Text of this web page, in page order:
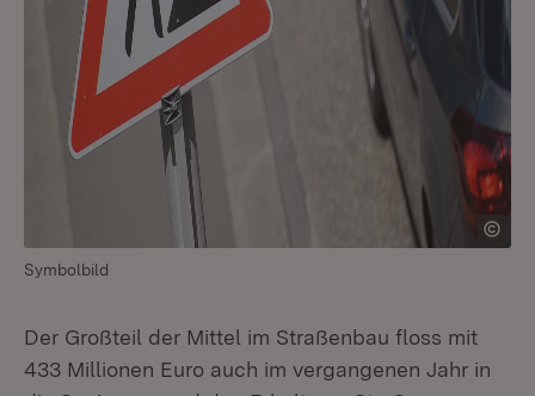
Symbolbild
Der Großteil der Mittel im Straßenbau floss mit
433 Millionen Euro auch im vergangenen Jahr in